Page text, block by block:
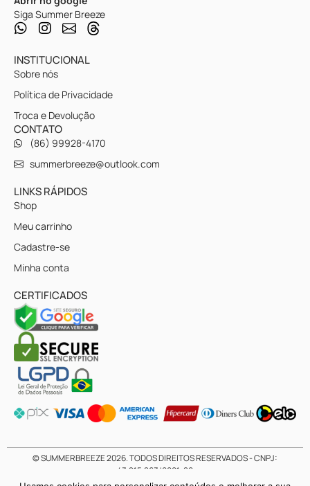
Siga Summer Breeze
INSTITUCIONAL
Sobre nós
Política de Privacidade
Troca e Devolução
CONTATO
(86) 99928-4170
summerbreeze@outlook.com
LINKS RÁPIDOS
Shop
Meu carrinho
Cadastre-se
Minha conta
CERTIFICADOS
© SUMMERBREEZE2026. TODOS DIREITOS RESERVADOS - CNPJ:
43.215.263/0001-20